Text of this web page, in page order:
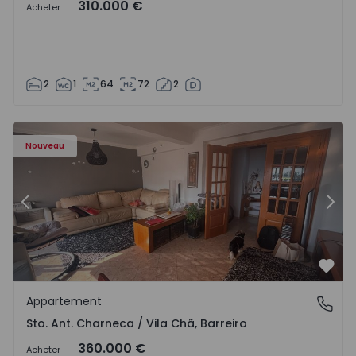
Acheter 310.000 €
2 1 64 72 2
Nouveau
- 11
Appartement T3 Barreiro, Santo António da Charneca -
Précédent
Sto. Ant. Charneca / Vila Chã, Barreiro
Appartement
Sto. Ant. Charneca / Vila Chã, Barreiro
Acheter 360.000 €